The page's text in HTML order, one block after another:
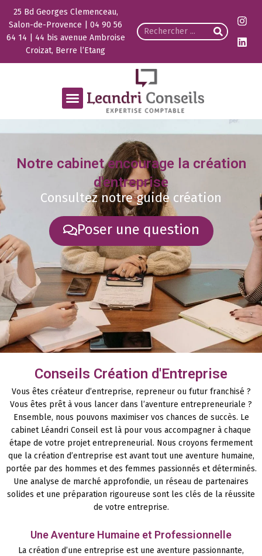
25 Bd Georges Clemenceau,
Salon-de-Provence | 04 90 56
64 14 | 44 bis avenue Ambroise
Croizat, Berre l’Etang
Notre cabinet encourage la création
d'entreprise
Consultez notre guide création
Poser une question
Conseils Création d'Entreprise
Vous êtes créateur d’entreprise, repreneur ou futur franchisé ?
Vous êtes prêt à vous lancer dans l’aventure entrepreneuriale ?
Ensemble, nous pouvons maximiser vos chances de succès. Le
cabinet Léandri Conseil est là pour vous accompagner à chaque
étape de votre projet entrepreneurial. Nous croyons fermement
que la création d’entreprise est avant tout une aventure humaine,
portée par des hommes et des femmes passionnés et déterminés.
Une analyse de marché approfondie, un réseau de partenaires
solides et une préparation rigoureuse sont les clés de la réussite
de votre entreprise.
Une Aventure Humaine et Professionnelle
La création d’une entreprise est une aventure passionnante,